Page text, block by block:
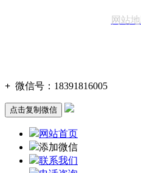
网站地
+ 微信号： 18391816005
点击复制微信
网站首页
添加微信
联系我们